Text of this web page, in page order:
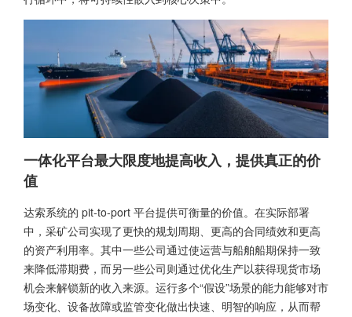
一体化平台最大限度地提高收入，提供真正的价
值
达索系统的 pit-to-port 平台提供可衡量的价值。在实际部署
中，采矿公司实现了更快的规划周期、更高的合同绩效和更高
的资产利用率。其中一些公司通过使运营与船舶船期保持一致
来降低滞期费，而另一些公司则通过优化生产以获得现货市场
机会来解锁新的收入来源。运行多个“假设”场景的能力能够对市
场变化、设备故障或监管变化做出快速、明智的响应，从而帮